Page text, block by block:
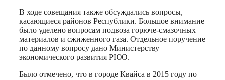
В ходе совещания также обсуждались вопросы,
касающиеся районов Республики. Большое внимание
было уделено вопросам подвоза горюче-смазочных
материалов и сжиженного газа. Отдельное поручение
по данному вопросу дано Министерству
экономического развития РЮО.
Было отмечено, что в городе Квайса в 2015 году по